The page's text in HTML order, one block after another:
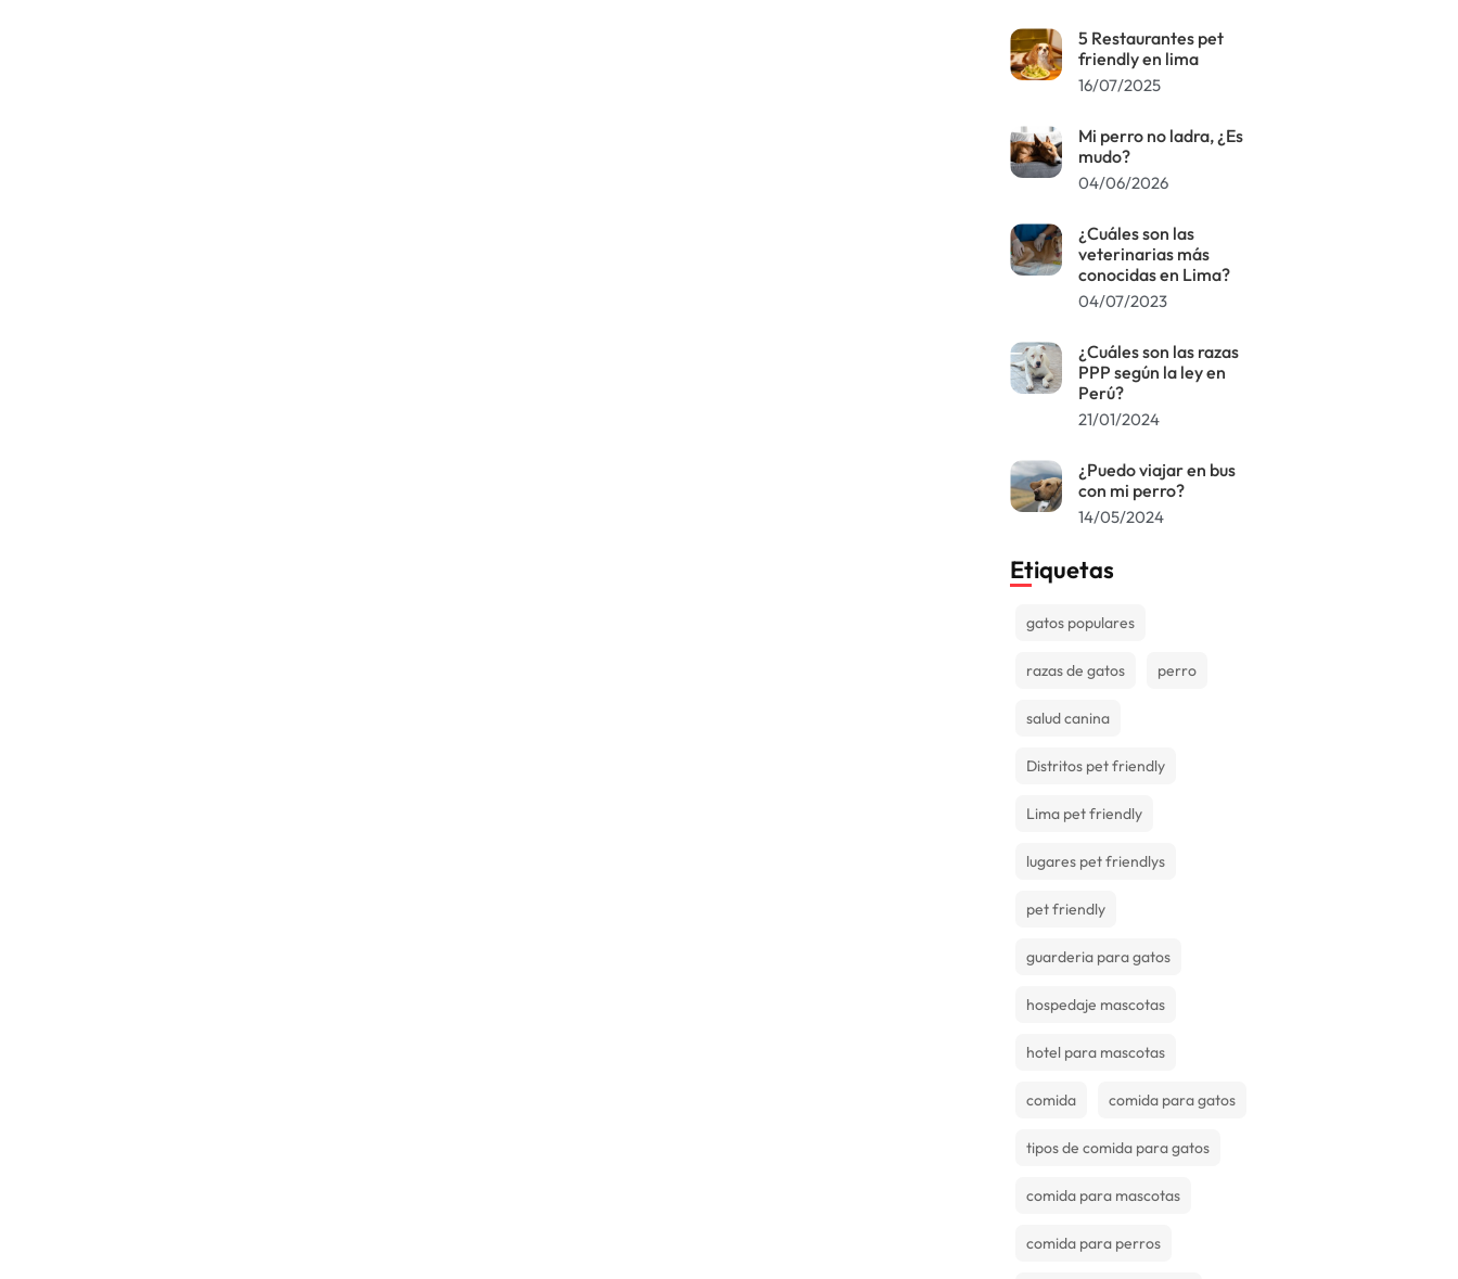
5 Restaurantes pet
friendly en lima
16/07/2025
Mi perro no ladra, ¿Es
mudo?
04/06/2026
¿Cuáles son las
veterinarias más
conocidas en Lima?
04/07/2023
¿Cuáles son las razas
PPP según la ley en
Perú?
21/01/2024
¿Puedo viajar en bus
con mi perro?
14/05/2024
Etiquetas
gatos populares
razas de gatos perro
salud canina
Distritos pet friendly
Lima pet friendly
lugares pet friendlys
pet friendly
guarderia para gatos
hospedaje mascotas
hotel para mascotas
comida comida para gatos
tipos de comida para gatos
comida para mascotas
comida para perros